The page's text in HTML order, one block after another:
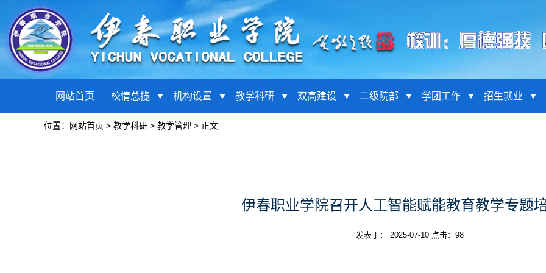
网站首页 校情总揽 机构设置 教学科研 双高建设 二级院部 学团工作 招生就业
位置： 网站首页 > 教学科研 > 教学管理 > 正文
伊春职业学院召开人工智能赋能教育教学专题
发表于： 2025-07-10 点击： 98